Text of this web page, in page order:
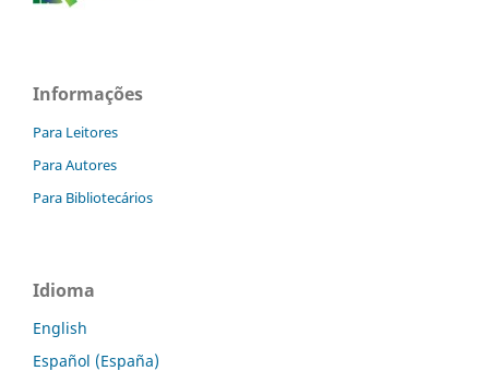
Informações
Para Leitores
Para Autores
Para Bibliotecários
Idioma
English
Español (España)